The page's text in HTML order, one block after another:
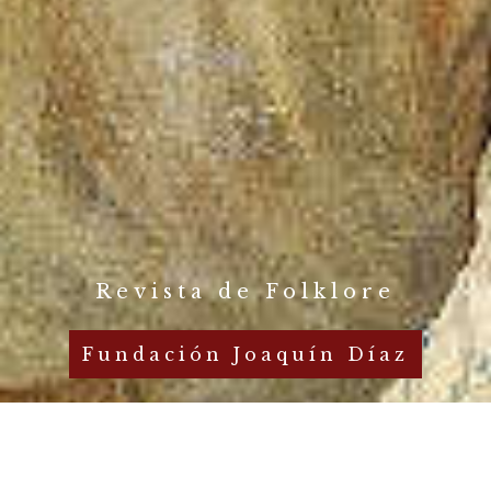
Revista de Folklore
Fundación Joaquín Díaz